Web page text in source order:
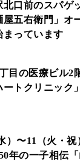
北口前のスパゲ
屋五右衛門」オ
まっています
目の医療ビル2
ートクリニック
）〜11（火・祝
年の一子相伝